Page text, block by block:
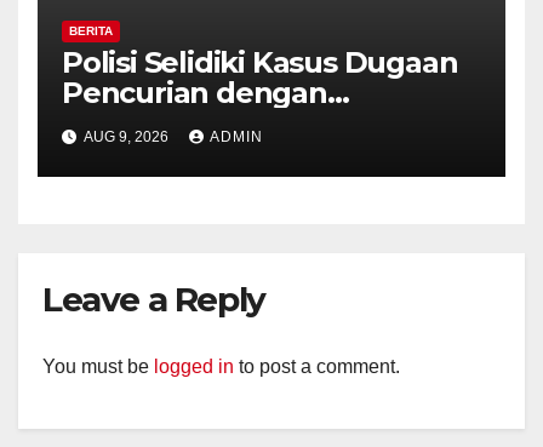
BERITA
Polisi Selidiki Kasus Dugaan
Pencurian dengan
Kekerasan di Counter HP
Royal Phone Ambarawa.
AUG 9, 2026 ADMIN
Leave a Reply
You must be logged in to post a comment.